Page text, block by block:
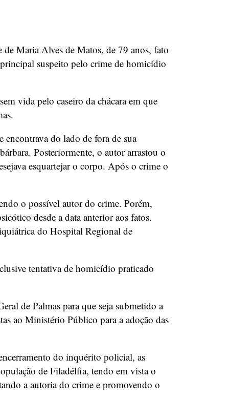
Maria Alves de Matos, de 79 anos, fato
suspeito pelo crime de homicídio
vida pelo caseiro da chácara em que
do lado de fora de sua
Posteriormente, o autor arrastou o
esquartejar o corpo. Após o crime o
o possível autor do crime. Porém,
desde a data anterior aos fatos.
do Hospital Regional de
tentativa de homicídio praticado
de Palmas para que seja submetido a
ao Ministério Público para a adoção das
do inquérito policial, as
de Filadélfia, tendo em vista o
a autoria do crime e promovendo o